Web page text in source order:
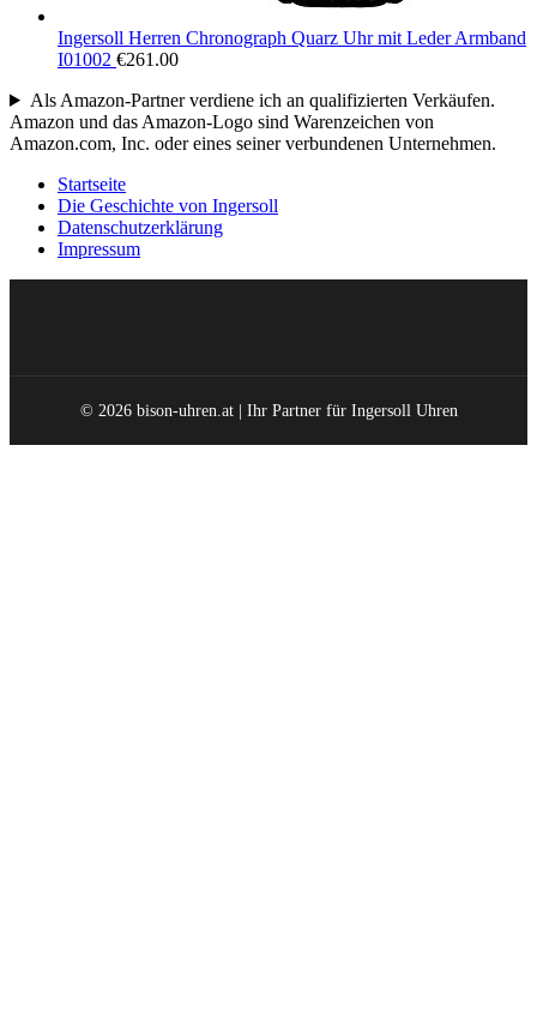
Ingersoll Herren Chronograph Quarz Uhr mit Leder Armband
I01002 €261.00
Als Amazon-Partner verdiene ich an qualifizierten Verkäufen.
Amazon und das Amazon-Logo sind Warenzeichen von
Amazon.com, Inc. oder eines seiner verbundenen Unternehmen.
Startseite
Die Geschichte von Ingersoll
Datenschutzerklärung
Impressum
© 2026 bison-uhren.at | Ihr Partner für Ingersoll Uhren